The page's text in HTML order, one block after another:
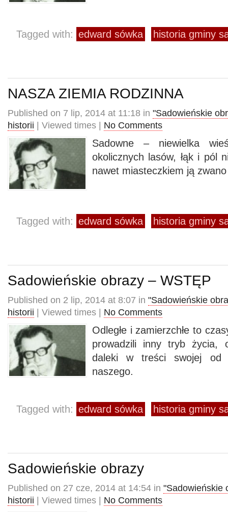
Tagged with: edward sówka historia gminy
NASZA ZIEMIA RODZINNA
Published on 7 lip, 2014 at 11:18 in "Sadowieńskie
historii | Viewed times | No Comments
Sadowne – niewielka
okolicznych lasów, łąk i pól
nawet miasteczkiem ją
Tagged with: edward sówka historia gminy
Sadowieńskie obrazy – WSTĘP
Published on 2 lip, 2014 at 8:07 in "Sadowieńskie
historii | Viewed times | No Comments
Odległe i zamierzchłe to
prowadzili inny tryb życia,
daleki w treści swojej od
Tagged with: edward sówka historia gminy
Sadowieńskie obrazy
Published on 27 cze, 2014 at 14:54 in "Sadowieńskie
historii | Viewed times | No Comments